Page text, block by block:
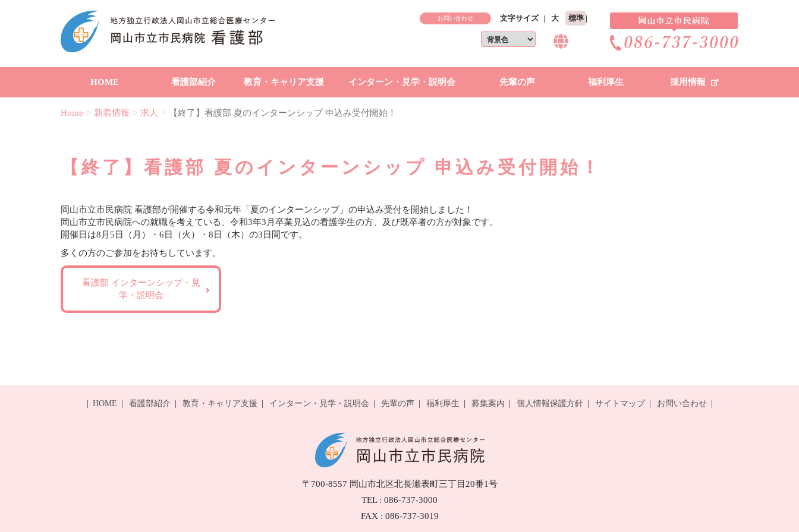
お問い合わせ 文字サイズ 大 標準
HOME 看護部紹介 教育・キャリア支援 インターン・見学・説明会 先輩の声 福利厚生 採用情報
Home 新着情報 求人 【終了】看護部 夏のインターンシップ 申込み受付開始！
【終了】看護部 夏のインターンシップ 申込み受付開始！
岡山市立市民病院 看護部が開催する令和元年「夏のインターンシップ」の申込み受付を開始しました！
岡山市立市民病院への就職を考えている、令和3年3月卒業見込の看護学生の方、及び既卒者の方が対象です。
開催日は8月5日（月）・6日（火）・8日（木）の3日間です。
多くの方のご参加をお待ちしています。
看護部 インターンシップ・見
学・説明会
HOME 看護部紹介 教育・キャリア支援 インターン・見学・説明会 先輩の声 福利厚生 募集案内 個人情報保護方針 サイトマップ お問い合わせ
〒700-8557 岡山市北区北長瀬表町三丁目20番1号
TEL : 086-737-3000
FAX : 086-737-3019